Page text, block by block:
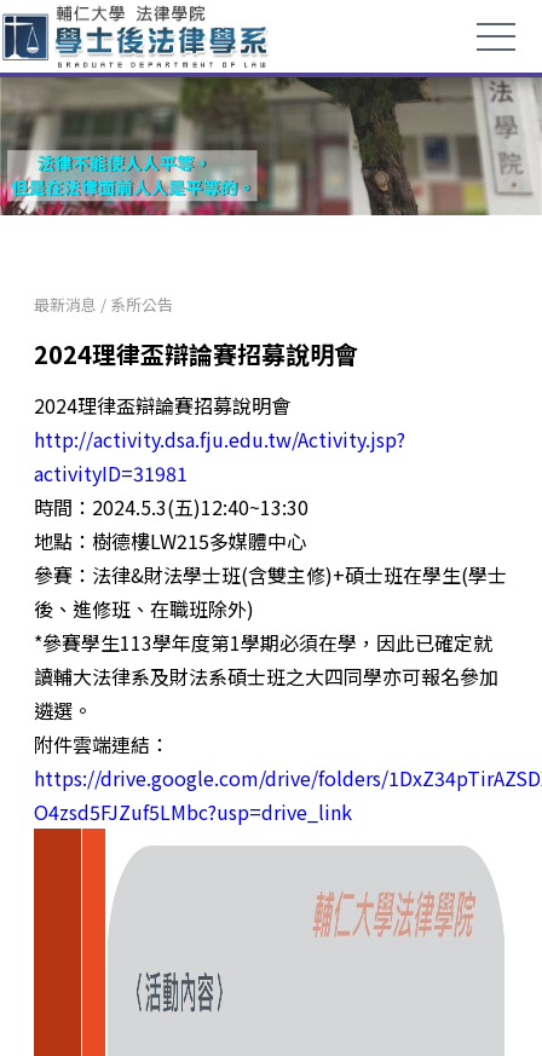
最新消息 / 系所公告
2024理律盃辯論賽招募說明會
2024理律盃辯論賽招募說明會
http://activity.dsa.fju.edu.tw/Activity.jsp?
activityID=31981
時間：2024.5.3(五)12:40~13:30
地點：樹德樓LW215多媒體中心
參賽：法律&財法學士班(含雙主修)+碩士班在學生(學士
後、進修班、在職班除外)
*參賽學生113學年度第1學期必須在學，因此已確定就
讀輔大法律系及財法系碩士班之大四同學亦可報名參加
遴選。
附件雲端連結：
https://drive.google.com/drive/folders/
O4zsd5FJZuf5LMbc?usp=drive_link